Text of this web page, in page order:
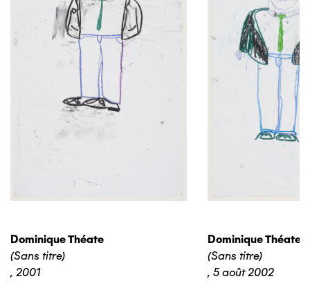
Dominique Théate
(Sans titre)
, 2001
Dominique Théate
(Sans titre)
, 5 août 2002